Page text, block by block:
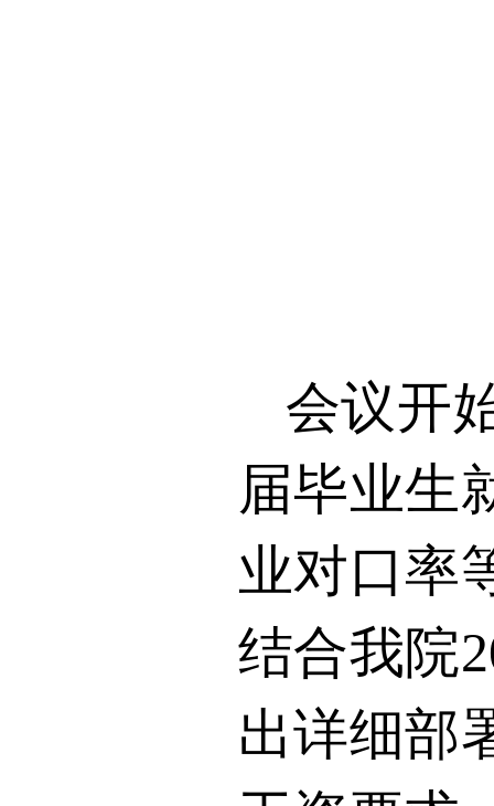
会议开
届毕业生
业对口率
结合我院
出详细部